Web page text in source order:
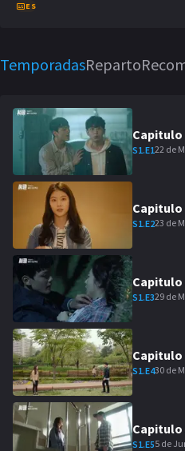
ES
TemporadasReparto
Capitulo
S1.E122 de
Capitulo
S1.E223 de
Capitulo
S1.E329 de
Capitulo
S1.E430 de
Capitulo
S1.E55 de